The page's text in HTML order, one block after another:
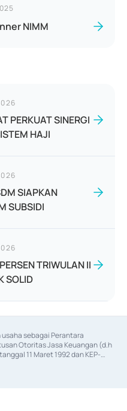
NIMM
PERKUAT SINERGI
HAJI
SIAPKAN
SUBSIDI
TRIWULAN II
SOLID
sebagai Perantara
Otoritas Jasa Keuangan (d.h
11 Maret 1992 dan KEP-
usaha sebagai Penjamin Emisi
Jasa Keuangan Nomor KEP-